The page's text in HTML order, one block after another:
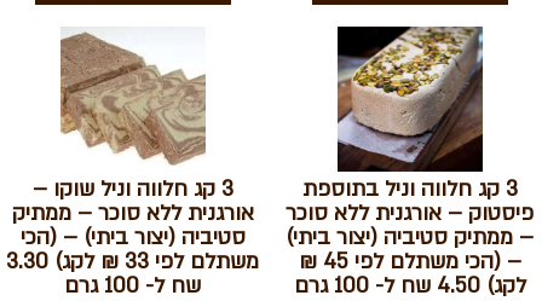
3 קג חלווה וניל בתוספת
פיסטוק – אורגנית ללא סוכר
– ממתיק סטיביה (יצור ביתי)
– (הכי משתלם לפי 45 ₪
לקג) 4.50 שח ל- 100 גרם
3 קג חלווה וניל שוקו –
אורגנית ללא סוכר – ממתיק
סטיביה (יצור ביתי) – (הכי
משתלם לפי 33 ₪ לקג) 3.30
שח ל- 100 גרם